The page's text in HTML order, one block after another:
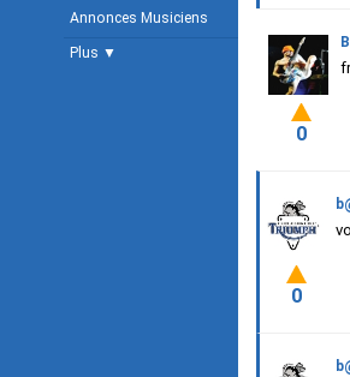
Annonces Musiciens
Plus ▼
0
0